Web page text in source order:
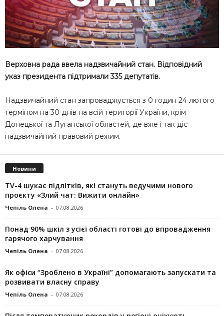
Верховна рада ввела надзвичайний стан. Відповідний
указ президента підтримали 335 депутатів.
Надзвичайний стан запроваджується з 0 годин 24 лютого
терміном на 30 днів на всій території України, крім
Донецької та Луганської областей, де вже і так діє
надзвичайний правовий режим.
Новини
TV-4 шукає підлітків, які стануть ведучими нового
проєкту «Злий чат: Вижити онлайн»
Чепіль Олена - 07.08.2026
Понад 90% шкіл з усієї області готові до впровадження
гарячого харчування
Чепіль Олена - 07.08.2026
Як офіси “Зроблено в Україні” допомагають запускaти та
розвивати власну справу
Чепіль Олена - 07.08.2026